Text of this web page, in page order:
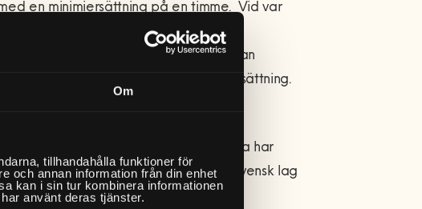
Om
tillhandahålla funktioner för
och annan information från din enhet
kan i sin tur kombinera informationen
använt deras tjänster.
en minimiersättning på en timme. Vid var
hemsida för såväl fasta som löpande
utanför tätort eller på en plats som man
träffas om tillkommande reseersättning.
efter förfallodagen. Hemfixarna har
till inkassobolag i enlighet med svensk lag